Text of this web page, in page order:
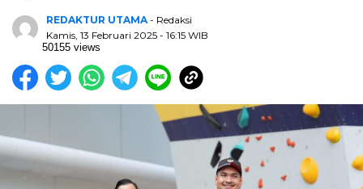
REDAKTUR UTAMA - Redaksi
Kamis, 13 Februari 2025 - 16:15 WIB
50155 views